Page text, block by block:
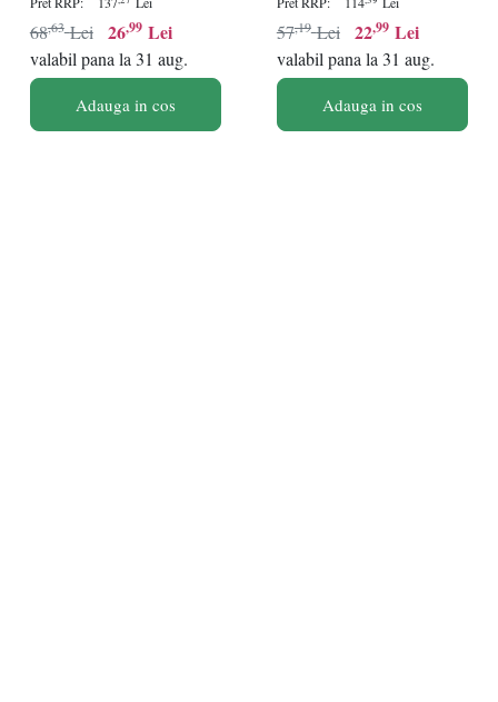
26,99 Lei
68,63 Lei
valabil pana la 31 aug.
Adauga in cos
22,99 Lei
57,19 Lei
valabil pana la 31 aug.
Adauga in cos